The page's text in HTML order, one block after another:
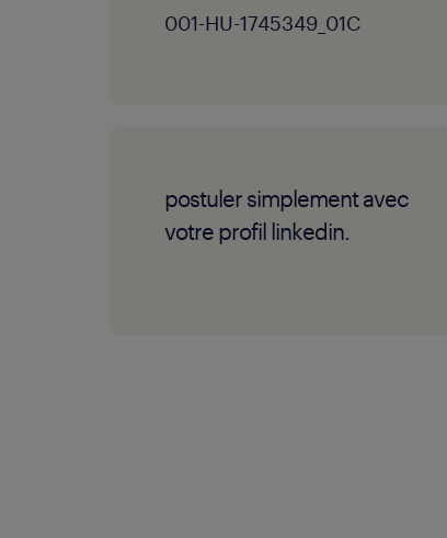
001-HU-1745349_01C
postuler simplement avec
votre profil linkedin.